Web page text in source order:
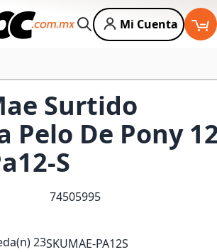
Buscar
Mi Cuenta
Surtido
Pelo De Pony
S
23SKUMAE-PA12S